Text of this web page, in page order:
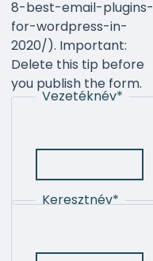
8-best-email-plugins-
for-wordpress-in-
2020/). Important:
Delete this tip before
you publish the form.
Vezetéknév*
Keresztnév*